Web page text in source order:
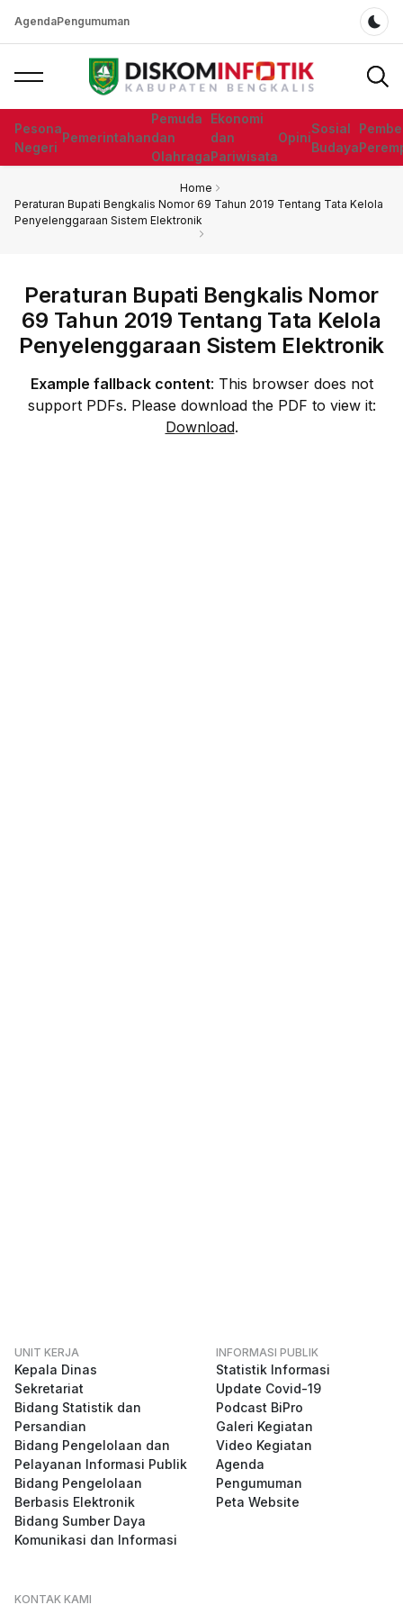
AgendaPengumuman
Pesona
Negeri
Pemerintahan
Pemuda
dan
Olahraga
Ekonomi
dan
Pariwisata
Opini
Sosial
Budaya
Home
Peraturan Bupati Bengkalis Nomor 69 Tahun 2019 Tentang Tata Kelola
Penyelenggaraan Sistem Elektronik
Peraturan Bupati Bengkalis Nomor
69 Tahun 2019 Tentang Tata Kelola
Penyelenggaraan Sistem Elektronik
Example fallback content: This browser does not
support PDFs. Please download the PDF to view it:
Download.
UNIT KERJA
Kepala Dinas
Sekretariat
Bidang Statistik dan
Persandian
Bidang Pengelolaan dan
Pelayanan Informasi Publik
Bidang Pengelolaan
Berbasis Elektronik
Bidang Sumber Daya
Komunikasi dan Informasi
INFORMASI PUBLIK
Statistik Informasi
Update Covid-19
Podcast BiPro
Galeri Kegiatan
Video Kegiatan
Agenda
Pengumuman
Peta Website
KONTAK KAMI